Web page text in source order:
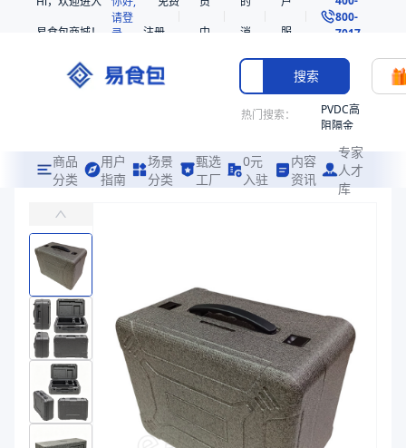
易食包商城！
请登
录
注册
中
消
息
服
务
800-
7017
搜索
热门搜索：
PVDC高
阻隔金
共挤热
收缩袋
烤箱袋
221330
SE53
热收缩
拉伸膜
商品
分类
用户
指南
场景
分类
甄选
工厂
0元
入驻
内容
资讯
专家
人才
库
易食包（EPAK）专注于EPP定制包装盒包装，提供详尽的规格参数、
价格：在线询价
商品参数
商品分类
包装盒
产品特性
支持定制
产品特性
支持定制
商品图片